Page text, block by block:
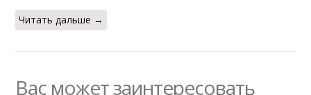
Читать дальше →
Вас может заинтересовать